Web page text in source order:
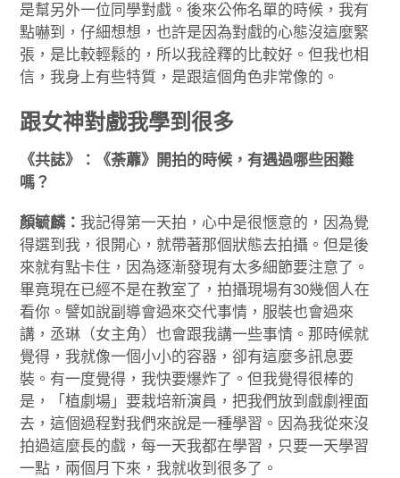
是幫另外一位同學對戲。後來公佈名單的時候，我有
點嚇到，仔細想想，也許是因為對戲的心態沒這麼緊
張，是比較輕鬆的，所以我詮釋的比較好。但我也相
信，我身上有些特質，是跟這個角色非常像的。
跟女神對戲我學到很多
《共誌》：《荼蘼》開拍的時候，有遇過哪些困難
嗎？
顏毓麟：我記得第一天拍，心中是很愜意的，因為覺
得選到我，很開心，就帶著那個狀態去拍攝。但是後
來就有點卡住，因為逐漸發現有太多細節要注意了。
畢竟現在已經不是在教室了，拍攝現場有30幾個人在
看你。譬如說副導會過來交代事情，服裝也會過來
講，丞琳（女主角）也會跟我講一些事情。那時候就
覺得，我就像一個小小的容器，卻有這麼多訊息要
裝。有一度覺得，我快要爆炸了。但我覺得很棒的
是，「植劇場」要栽培新演員，把我們放到戲劇裡面
去，這個過程對我們來說是一種學習。因為我從來沒
拍過這麼長的戲，每一天我都在學習，只要一天學習
一點，兩個月下來，我就收到很多了。